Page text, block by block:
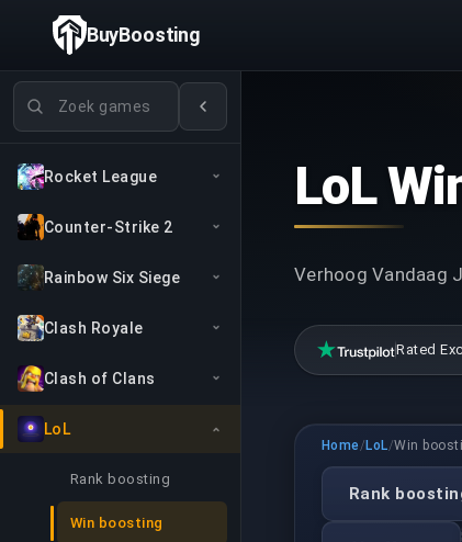
Games zoeken
Rocket League
Counter-Strike 2
Rainbow Six Siege
Clash Royale
Clash of Clans
LoL
Rank boosting
Win boosting
BuyBoosting
LoL
Verhoog Vandaag
Rated
Home / LoL/Win
Rank